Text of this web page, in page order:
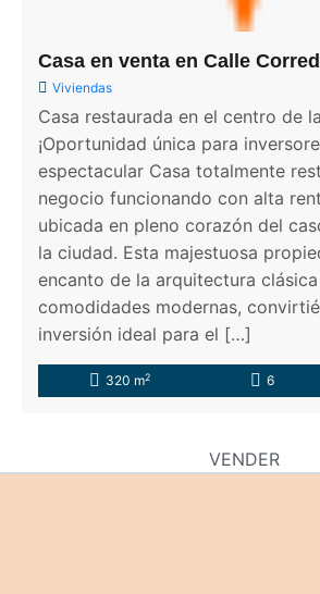
VENDER
Casa en venta en Calle
Viviendas
Casa restaurada en el centro de
¡Oportunidad única para
espectacular Casa totalmente
negocio funcionando con alta
ubicada en pleno corazón del
la ciudad. Esta majestuosa
encanto de la arquitectura
comodidades modernas,
inversión ideal para el […]
320 m2 6